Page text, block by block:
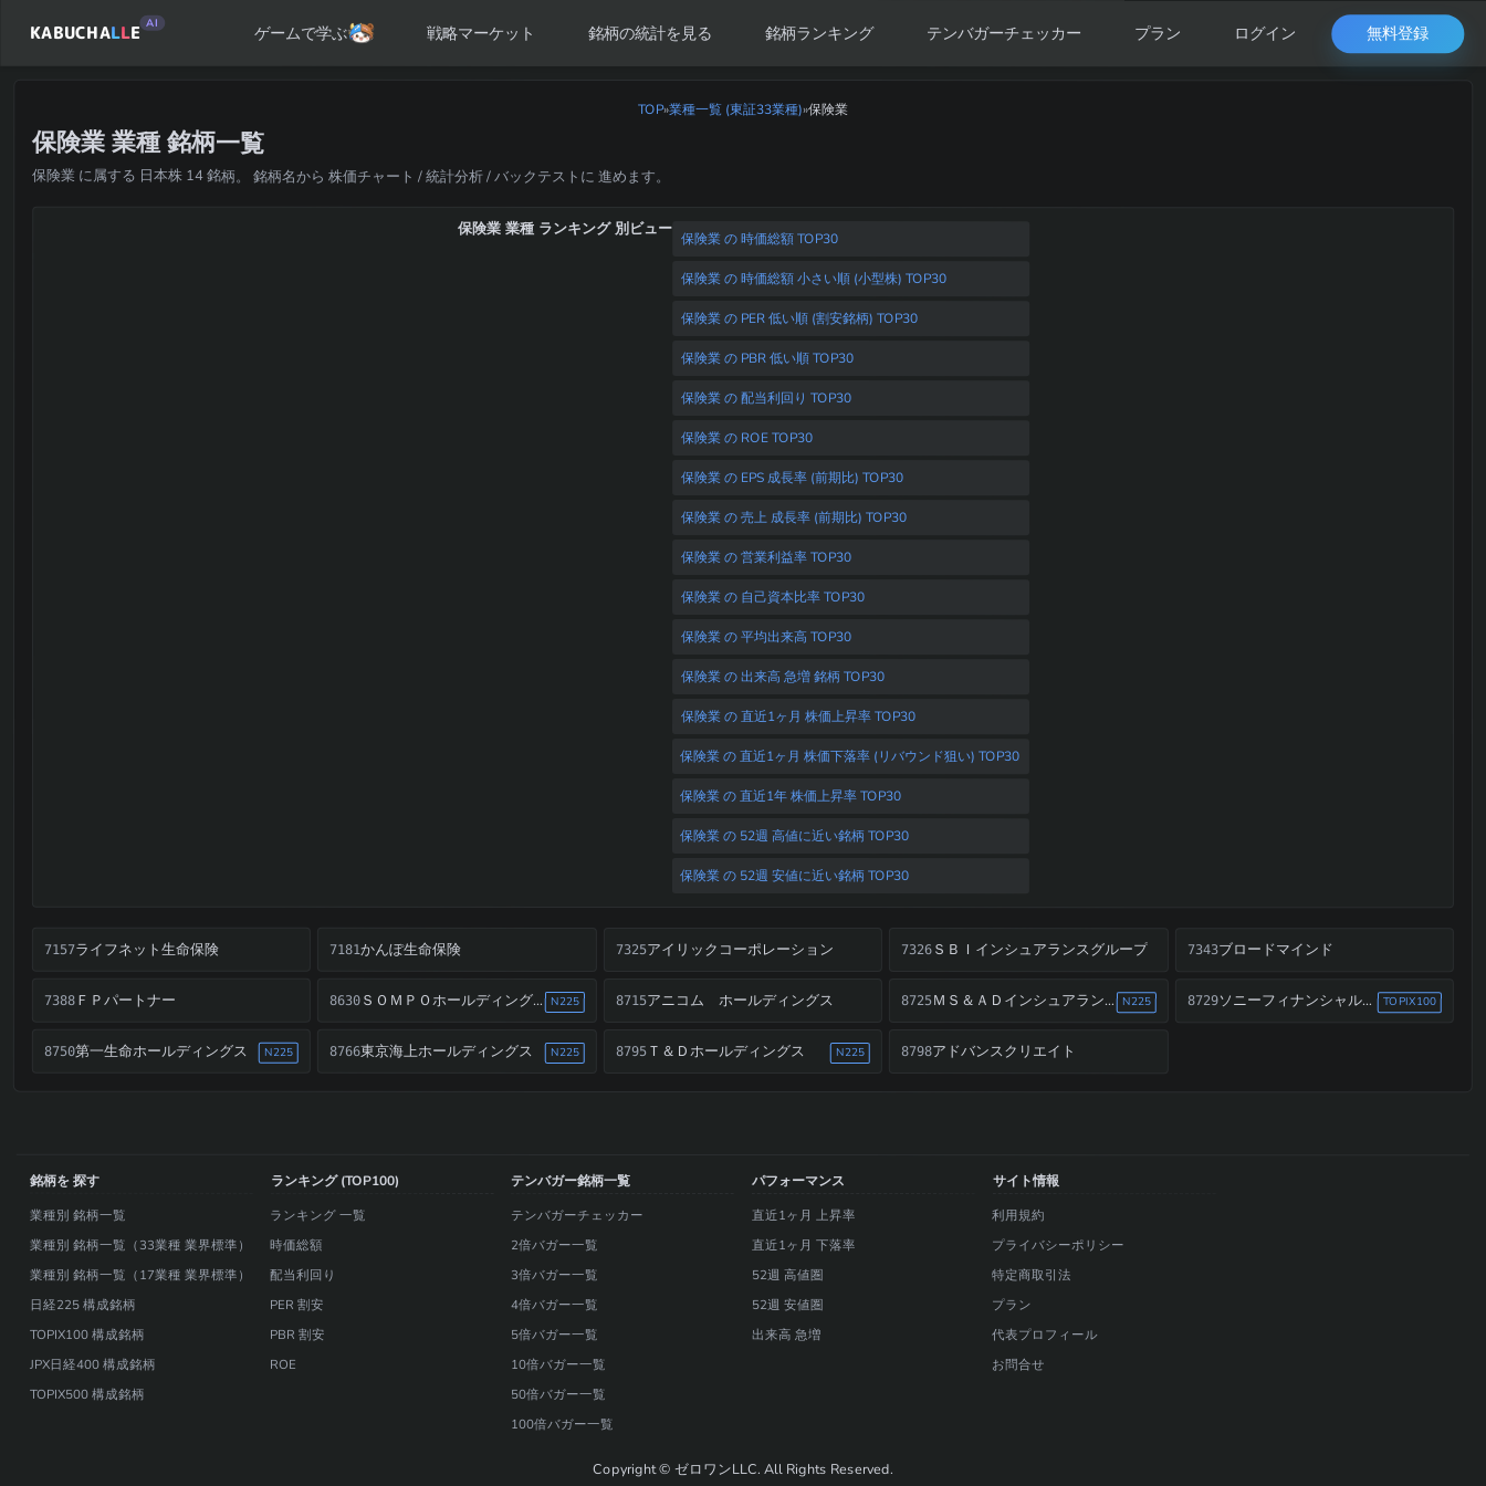
KABUCHALLE AI ゲームで学ぶ 戦略マーケット 銘柄の統計を見る 銘柄ランキング テンバガーチェッカー プラン ログイン 無料登録
TOP»業種一覧 (東証33業種)»保険業
保険業 業種 銘柄一覧
保険業 に属する 日本株 14 銘柄。 銘柄名から 株価チャート / 統計分析 / バックテストに 進めます。
保険業 業種 ランキング 別ビュー 保険業 の 時価総額 TOP30
保険業 の 時価総額 小さい順 (小型株) TOP30
保険業 の PER 低い順 (割安銘柄) TOP30
保険業 の PBR 低い順 TOP30
保険業 の 配当利回り TOP30
保険業 の ROE TOP30
保険業 の EPS 成長率 (前期比) TOP30
保険業 の 売上 成長率 (前期比) TOP30
保険業 の 営業利益率 TOP30
保険業 の 自己資本比率 TOP30
保険業 の 平均出来高 TOP30
保険業 の 出来高 急増 銘柄 TOP30
保険業 の 直近1ヶ月 株価上昇率 TOP30
保険業 の 直近1ヶ月 株価下落率 (リバウンド狙い) TOP30
保険業 の 直近1年 株価上昇率 TOP30
保険業 の 52週 高値に近い銘柄 TOP30
保険業 の 52週 安値に近い銘柄 TOP30
7157ライフネット生命保険 7181かんぽ生命保険 7325アイリックコーポレーション 7326 ＳＢＩインシュアランスグループ 7343ブロードマインド
7388ＦＰパートナー 8630 ＳＯＭＰＯホールディングス N225 8715アニコム ホールディングス 8725 ＭＳ＆ＡＤインシュアランスグループホールディングス N225 8729 ソニーフィナンシャルホールディングス TOPIX100
8750第一生命ホールディングス N225 8766東京海上ホールディングス N225 8795Ｔ＆Ｄホールディングス N225 8798アドバンスクリエイト
銘柄を 探す
業種別 銘柄一覧
業種別 銘柄一覧（33業種 業界標準）
業種別 銘柄一覧（17業種 業界標準）
日経225 構成銘柄
TOPIX100 構成銘柄
JPX日経400 構成銘柄
TOPIX500 構成銘柄
ランキング (TOP100)
ランキング 一覧
時価総額
配当利回り
PER 割安
PBR 割安
ROE
テンバガー銘柄一覧
テンバガーチェッカー
2倍バガー一覧
3倍バガー一覧
4倍バガー一覧
5倍バガー一覧
10倍バガー一覧
50倍バガー一覧
100倍バガー一覧
パフォーマンス
直近1ヶ月 上昇率
直近1ヶ月 下落率
52週 高値圏
52週 安値圏
出来高 急増
サイト情報
利用規約
プライバシーポリシー
特定商取引法
プラン
代表プロフィール
お問合せ
Copyright © ゼロワンLLC. All Rights Reserved.